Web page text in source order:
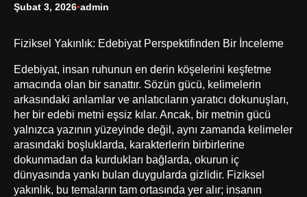
Şubat 3, 2026•admin
Fiziksel Yakınlık: Edebiyat Perspektifinden Bir İnceleme
Edebiyat, insan ruhunun en derin köşelerini keşfetme
amacında olan bir sanattır. Sözün gücü, kelimelerin
arkasındaki anlamlar ve anlatıcıların yaratıcı dokunuşları,
her bir edebi metni eşsiz kılar. Ancak, bir metnin gücü
yalnızca yazının yüzeyinde değil, aynı zamanda kelimeler
arasındaki boşluklarda, karakterlerin birbirlerine
dokunmadan da kurdukları bağlarda, okurun iç
dünyasında yankı bulan duygularda gizlidir. Fiziksel
yakınlık, bu temaların tam ortasında yer alır; insanın